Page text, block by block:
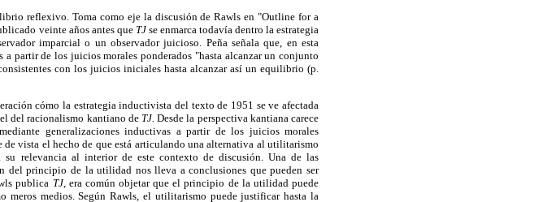
reflexivo. Toma como eje la discusión de Rawls en "Outline for a
veinte años antes que TJse enmarca todavía dentro la estrategia
imparcial o un observador juicioso. Peña señala que, en esta
partir de los juicios morales ponderados "hasta alcanzar un conjunto
con los juicios iniciales hasta alcanzar así un equilibrio (p.
cómo la estrategia inductivista del texto de 1951 se ve afectada
del racionalismo kantiano de TJ. Desde la perspectiva kantiana carece
generalizaciones inductivas a partir de los juicios morales
de vista el hecho de que está articulando una alternativa al utilitarismo
relevancia al interior de este contexto de discusión. Una de las
del principio de la utilidad nos lleva a conclusiones que pueden ser
publica TJ,era común objetar que el principio de la utilidad puede
medios. Según Rawls, el utilitarismo puede justificar hasta la